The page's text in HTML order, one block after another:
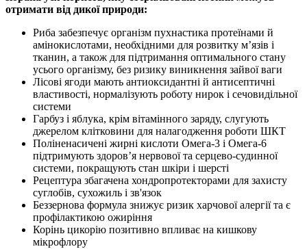
отримати від дикої природи:
Риба забезпечує організм пухнастика протеїнами й
амінокислотами, необхідними для розвитку м’язів і
тканин, а також для підтримання оптимального стану
усього організму, без ризику виникнення зайвої ваги
Лісові ягоди мають антиоксидантні й антисептичні
властивості, нормалізують роботу нирок і сечовидільної
системи
Гарбуз і яблука, крім вітамінного заряду, слугують
джерелом клітковини для налагодження роботи ШКТ
Поліненасичені жирні кислоти Омега-3 і Омега-6
підтримують здоров’я нервової та серцево-судинної
системи, покращують стан шкіри і шерсті
Рецептура збагачена хондропротекторами для захисту
суглобів, сухожиль і зв'язок
Беззернова формула знижує ризик харчової алергії та є
профілактикою ожиріння
Корінь цикорію позитивно впливає на кишкову
мікрофлору